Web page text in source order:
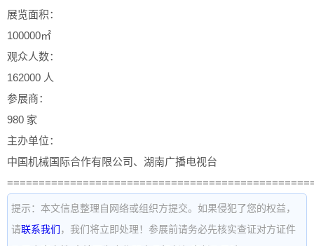
展览面积：
100000㎡
观众人数：
162000 人
参展商：
980 家
主办单位：
中国机械国际合作有限公司、湖南广播电视台
提示：本文信息整理自网络或组织方提交。如果侵犯了您的权益，
请联系我们 ，我们将立即处理！参展前请务必先核实查证对方证件